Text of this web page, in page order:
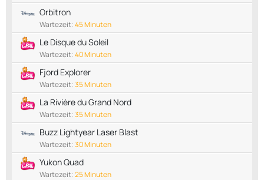
Orbitron
Wartezeit:45 Minuten
Le Disque du Soleil
Wartezeit:40 Minuten
Fjord Explorer
Wartezeit:35 Minuten
La Rivière du Grand Nord
Wartezeit:35 Minuten
Buzz Lightyear Laser Blast
Wartezeit:30 Minuten
Yukon Quad
Wartezeit:25 Minuten